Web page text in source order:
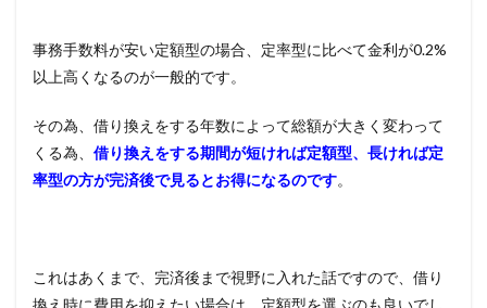
事務手数料が安い定額型の場合、定率型に比べて金利が0.2%
以上高くなるのが一般的です。
その為、借り換えをする年数によって総額が大きく変わって
くる為、 借り換えをする期間が短ければ定額型、長ければ定
率型の方が完済後で見るとお得になるのです。
これはあくまで、完済後まで視野に入れた話ですので、借り
換え時に費用を抑えたい場合は、定額型を選ぶのも良いでし